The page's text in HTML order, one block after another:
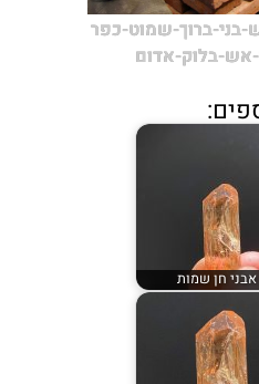
בני-ברוך-שמוט-כפר
אש-בלוק-אדום
אבני חן שמות